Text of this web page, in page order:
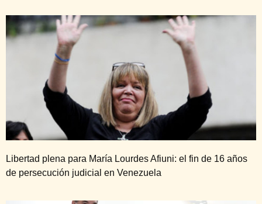
Libertad plena para María Lourdes Afiuni: el fin de 16 años
de persecución judicial en Venezuela